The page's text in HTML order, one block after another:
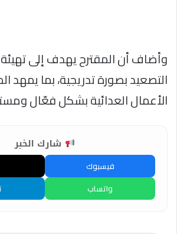
وأضاف أن المقترح يهدف إلى
التصعيد بصورة تدريجية، بما
الأعمال العدائية بشكل فعّال
شارك الخبر
فيسبوك
واتساب